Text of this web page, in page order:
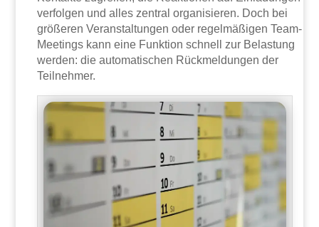
verfolgen und alles zentral organisieren. Doch bei
größeren Veranstaltungen oder regelmäßigen Team-
Meetings kann eine Funktion schnell zur Belastung
werden: die automatischen Rückmeldungen der
Teilnehmer.